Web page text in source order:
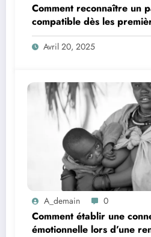
Comment reconnaître un
compatible dès les
?
Avril 20, 2025
A_demain 0
Comment établir une
émotionnelle lors d’une